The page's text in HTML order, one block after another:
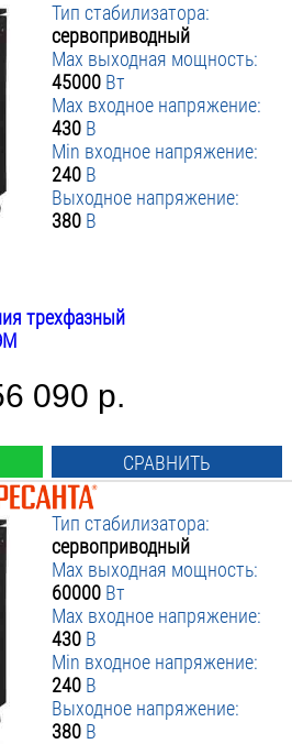
Тип стабилизатора:
сервоприводный
Max выходная мощность:
45000 Вт
Max входное напряжение:
430 В
Min входное напряжение:
240 В
Выходное напряжение:
380 В
трехфазный
090 р.
СРАВНИТЬ
Тип стабилизатора:
сервоприводный
Max выходная мощность:
60000 Вт
Max входное напряжение:
430 В
Min входное напряжение:
240 В
Выходное напряжение:
380 В